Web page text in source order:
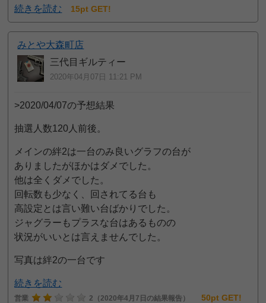
続きを読む 15pt GET!
みとや大森町店
三代目ギルティー
2020年04月07日 11:21 PM
>2020/04/07の予想結果
抽選人数120人前後。
メインの絆2は一台のみ良いグラフの台が
ありましたがほかはダメでした。
他は全くダメでした。
回転数も少なく、回されてる台も
高設定とは言い難い台ばかりでした。
ジャグラーもプラスな台はあるものの
状況がいいとは言えませんでした。
写真は絆2の一台です
続きを読む
営業 2 （2020年4月7日の結果報告） 50pt GET!